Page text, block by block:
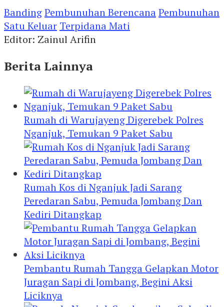
BandingPembunuhan BerencanaPembunuhan
Satu Keluar Terpidana Mati
Editor: Zainul Arifin
Berita Lainnya
Rumah di Warujayeng Digerebek Polres
Nganjuk, Temukan 9 Paket Sabu
Rumah Kos di Nganjuk Jadi Sarang
Peredaran Sabu, Pemuda Jombang Dan
Kediri Ditangkap
Pembantu Rumah Tangga Gelapkan Motor
Juragan Sapi di Jombang, Begini Aksi
Liciknya